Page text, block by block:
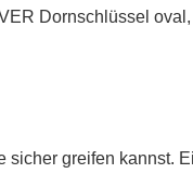
Dornschlüssel
sicher greifen kannst.